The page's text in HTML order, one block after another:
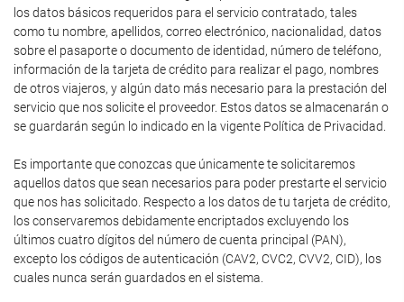
los datos básicos requeridos para el servicio contratado, tales
como tu nombre, apellidos, correo electrónico, nacionalidad, datos
sobre el pasaporte o documento de identidad, número de teléfono,
información de la tarjeta de crédito para realizar el pago, nombres
de otros viajeros, y algún dato más necesario para la prestación del
servicio que nos solicite el proveedor. Estos datos se almacenarán o
se guardarán según lo indicado en la vigente Política de Privacidad.
Es importante que conozcas que únicamente te solicitaremos
aquellos datos que sean necesarios para poder prestarte el servicio
que nos has solicitado. Respecto a los datos de tu tarjeta de crédito,
los conservaremos debidamente encriptados excluyendo los
últimos cuatro dígitos del número de cuenta principal (PAN),
excepto los códigos de autenticación (CAV2, CVC2, CVV2, CID), los
cuales nunca serán guardados en el sistema.